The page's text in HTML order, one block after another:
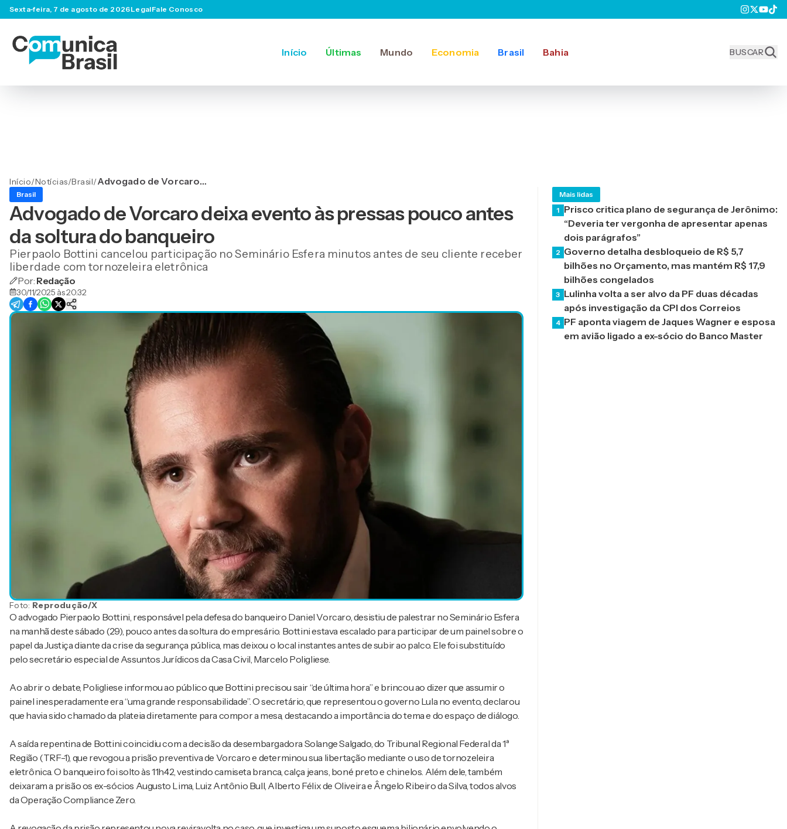
Sexta-feira, 7 de agosto de 2026LegalFale Conosco
Início Últimas Mundo Economia Brasil Bahia BUSCAR
Início/Notícias/Brasil/Advogado de Vorcaro
pouco antes da soltura do
banqueiro
Brasil
Advogado de Vorcaro deixa evento às pressas pouco antes
da soltura do banqueiro
Pierpaolo Bottini cancelou participação no Seminário Esfera minutos antes de seu cliente receber
liberdade com tornozeleira eletrônica
Por: Redação
30/11/2025 às 20:32
Foto: Reprodução/X
O advogado Pierpaolo Bottini, responsável pela defesa do banqueiro Daniel Vorcaro, desistiu de palestrar no Seminário Esfera
na manhã deste sábado (29), pouco antes da soltura do empresário. Bottini estava escalado para participar de um painel sobre o
papel da Justiça diante da crise da segurança pública, mas deixou o local instantes antes de subir ao palco. Ele foi substituído
pelo secretário especial de Assuntos Jurídicos da Casa Civil, Marcelo Poligliese.
Ao abrir o debate, Poligliese informou ao público que Bottini precisou sair “de última hora” e brincou ao dizer que assumir o
painel inesperadamente era “uma grande responsabilidade”. O secretário, que representou o governo Lula no evento, declarou
que havia sido chamado da plateia diretamente para compor a mesa, destacando a importância do tema e do espaço de diálogo.
A saída repentina de Bottini coincidiu com a decisão da desembargadora Solange Salgado, do Tribunal Regional Federal da 1ª
Região (TRF-1), que revogou a prisão preventiva de Vorcaro e determinou sua libertação mediante o uso de tornozeleira
eletrônica. O banqueiro foi solto às 11h42, vestindo camiseta branca, calça jeans, boné preto e chinelos. Além dele, também
deixaram a prisão os ex-sócios Augusto Lima, Luiz Antônio Bull, Alberto Félix de Oliveira e Ângelo Ribeiro da Silva, todos alvos
da Operação Compliance Zero.
Mais lidas
1 Prisco critica plano de segurança de Jerônimo:
“Deveria ter vergonha de apresentar apenas
dois parágrafos”
2 Governo detalha desbloqueio de R$ 5,7
bilhões no Orçamento, mas mantém R$ 17,9
bilhões congelados
3 Lulinha volta a ser alvo da PF duas décadas
após investigação da CPI dos Correios
4 PF aponta viagem de Jaques Wagner e esposa
em avião ligado a ex-sócio do Banco Master